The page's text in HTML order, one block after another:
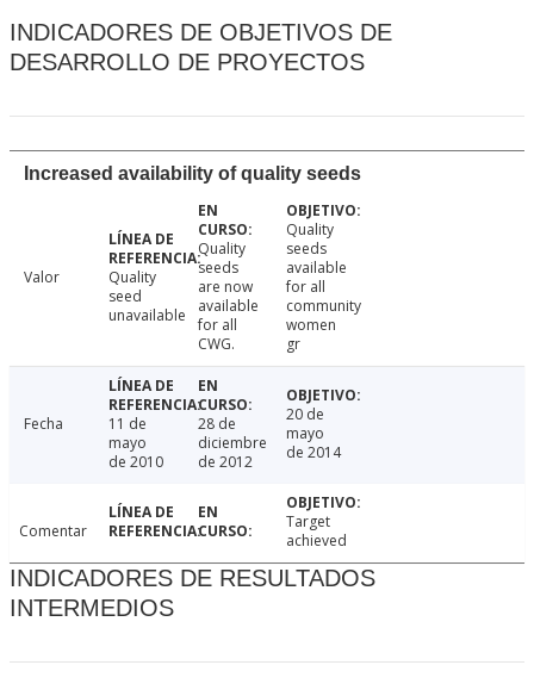
INDICADORES DE OBJETIVOS DE
DESARROLLO DE PROYECTOS
Increased availability of quality seeds
Valor
Quality
seed
unavailable
Quality
seeds
are now
available
for all
CWG.
Quality
seeds
available
for all
community
women
gr
Fecha
11 de
mayo
de 2010
28 de
diciembre
de 2012
20 de
mayo
de 2014
Comentar
Target
achieved
INDICADORES DE RESULTADOS
INTERMEDIOS